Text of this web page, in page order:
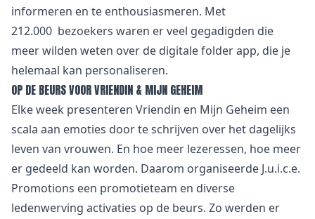
informeren en te enthousiasmeren. Met
212.000 bezoekers waren er veel gegadigden die
meer wilden weten over de digitale folder app, die je
helemaal kan personaliseren.
OP DE BEURS VOOR VRIENDIN & MIJN GEHEIM
Elke week presenteren Vriendin en Mijn Geheim een
scala aan emoties door te schrijven over het dagelijks
leven van vrouwen. En hoe meer lezeressen, hoe meer
er gedeeld kan worden. Daarom organiseerde J.u.i.c.e.
Promotions een promotieteam en diverse
ledenwerving activaties op de beurs. Zo werden er